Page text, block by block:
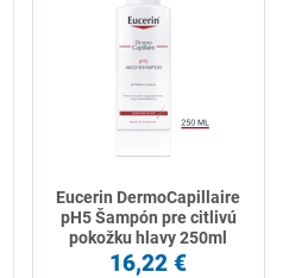
Eucerin DermoCapillaire
pH5 Šampón pre citlivú
pokožku hlavy 250ml
16,22 €